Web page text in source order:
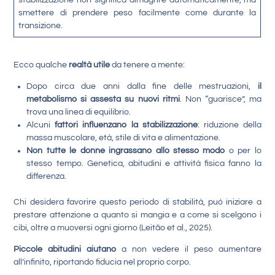
smettere di prendere peso facilmente come durante la
transizione.
Ecco qualche realtà utile da tenere a mente:
Dopo circa due anni dalla fine delle mestruazioni, il
metabolismo si assesta su nuovi ritmi. Non “guarisce”, ma
trova una linea di equilibrio.
Alcunifattori influenzano la stabilizzazione: riduzione della
massa muscolare, età, stile di vita e alimentazione.
Non tutte le donne ingrassano allo stesso modo o per lo
stesso tempo. Genetica, abitudini e attività fisica fanno la
differenza.
Chi desidera favorire questo periodo di stabilità, può iniziare a
prestare attenzione a quanto si mangia e a come si scelgono i
cibi, oltre a muoversi ogni giorno (Leitão et al., 2025).
Piccole abitudini aiutano a non vedere il peso aumentare
all’infinito, riportando fiducia nel proprio corpo.